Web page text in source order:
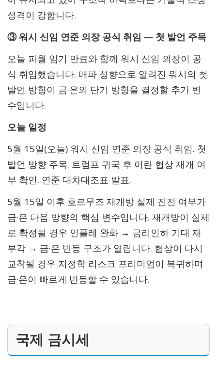
성격이 강합니다.
③ 워시 신임 연준 의장 공식 취임 — 첫 발언 주목
오늘 파월 임기 만료와 함께 워시 신임 의장이 공
식 취임했습니다. 매파 성향으로 알려진 워시의 첫
발언 방향이 금·은의 단기 방향을 결정할 추가 변
수입니다.
오늘 일정
5월 15일(오늘) 워시 신임 연준 의장 공식 취임. 첫
발언 방향 주목. 트럼프 귀국 후 이란 협상 재개 여
부 확인. 연준 대차대조표 발표.
5월 15일 이후 호르무즈 재개방 실제 진전 여부가
금·은 다음 방향의 핵심 변수입니다. 재개방이 실제
로 확정될 경우 인플레 완화 → 금리인하 기대 재
부각 → 금·은 반등 구조가 열립니다. 협상이 다시
교착될 경우 지정학 리스크 프리미엄이 복귀하며
금·은이 빠르게 반등할 수 있습니다.
국제 금시세